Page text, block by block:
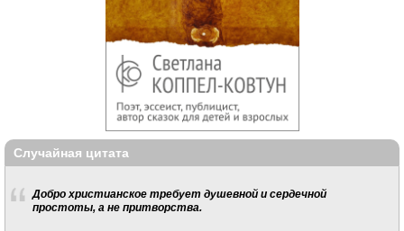
Случайная цитата
Добро христианское требует душевной и сердечной
простоты, а не притворства.